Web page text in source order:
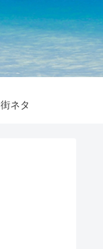
街ネタ